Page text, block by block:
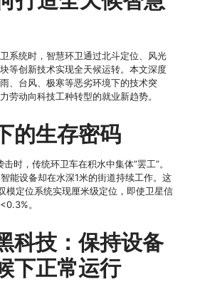
系统时，智慧环卫通过北斗定位、风光
等创新技术实现全天候运转。本文深度
、台风、极寒等恶劣环境下的技术突
劳动向科技工种转型的就业新趋势。
的生存密码
时，传统环卫车在积水中集体”罢工”。
能设备却在水深1米的街道持续工作。这
模定位系统实现厘米级定位，即使卫星信
。
科技：保持设备
下正常运行